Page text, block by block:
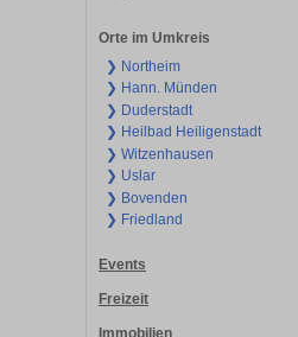
Orte im Umkreis
❯ Northeim
❯ Hann. Münden
❯ Duderstadt
❯ Heilbad Heiligenstadt
❯ Witzenhausen
❯ Uslar
❯ Bovenden
❯ Friedland
Events
Freizeit
Immobilien